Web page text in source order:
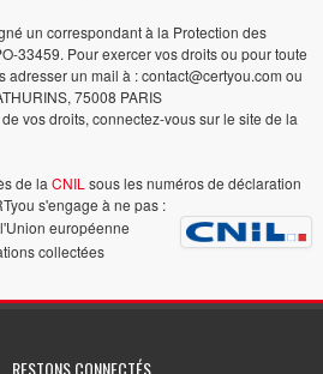
un correspondant à la Protection des
33459. Pour exercer vos droits ou pour toute
un mail à : contact@certyou.com ou
75008 PARIS
vos droits, connectez-vous sur le site de la
de la CNIL sous les numéros de déclaration
s'engage à ne pas :
européenne
collectées
RESTONS CONNECTÉS